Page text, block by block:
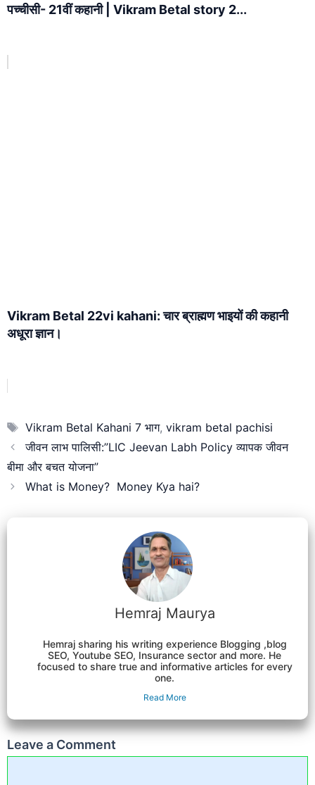
पच्चीसी- 21वीं कहानी | Vikram Betal story 2...
Vikram Betal 22vi kahani: चार ब्राह्मण भाइयों की कहानी
अधूरा ज्ञान।
Tags
Vikram Betal Kahani 7 भाग, vikram betal pachisi
जीवन लाभ पालिसी:”LIC Jeevan Labh Policy व्यापक जीवन
बीमा और बचत योजना”
What is Money? Money Kya hai?
Hemraj Maurya
Hemraj sharing his writing experience Blogging ,blog
SEO, Youtube SEO, Insurance sector and more. He
focused to share true and informative articles for every
one.
Read More
Leave a Comment